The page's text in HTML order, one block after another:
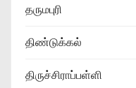
தருமபுரி
திண்டுக்கல்
திருச்சிராப்பள்ளி